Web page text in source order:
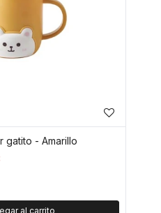
gatito - Amarillo